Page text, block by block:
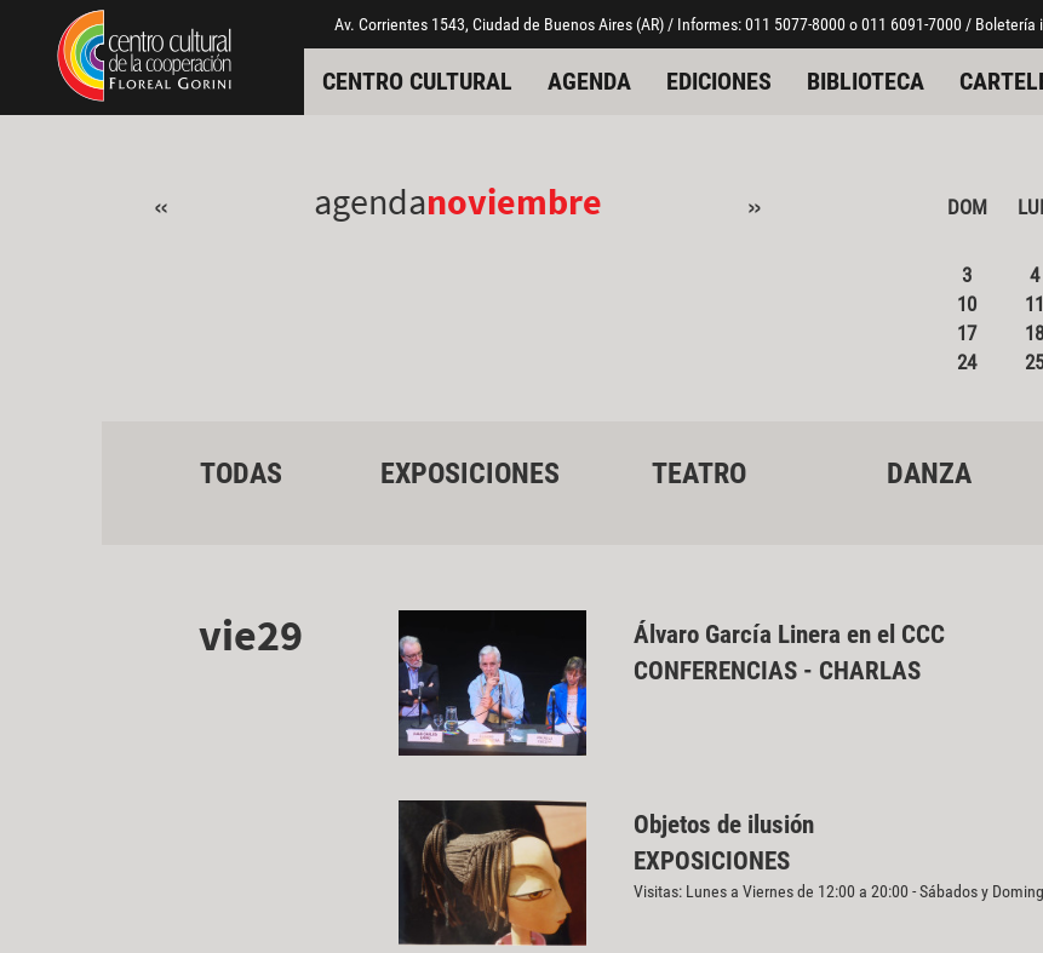
Pasar al contenido principal
Jump to main content Av. Corrientes 1543, Ciudad de Buenos Aires (AR) / Informes: 011 5077-8000 o 011 6091-7000 /
CENTRO CULTURAL AGENDA EDICIONES BIBLIOTECA
« agendanoviembre » DOM
3
4
10
11
17
18
24
25
TODAS EXPOSICIONES TEATRO DANZA
vie29
Álvaro García Linera en el CCC
CONFERENCIAS - CHARLAS
Objetos de ilusión
EXPOSICIONES
Visitas: Lunes a Viernes de 12:00 a 20:00 - Sábados y